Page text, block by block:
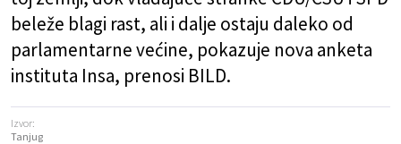
beleže blagi rast, ali i dalje ostaju daleko od
parlamentarne većine, pokazuje nova anketa
instituta Insa, prenosi BILD.
Izvor:
Tanjug